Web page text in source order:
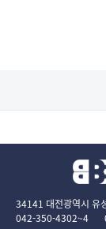
34141 대전광역시 유
042-350-4302~4